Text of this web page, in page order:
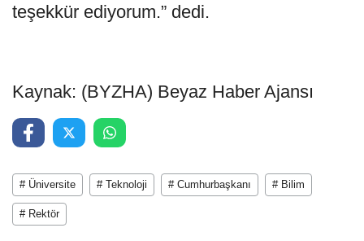
teşekkür ediyorum.” dedi.
Kaynak: (BYZHA) Beyaz Haber Ajansı
# Üniversite # Teknoloji # Cumhurbaşkanı # Bilim
# Rektör